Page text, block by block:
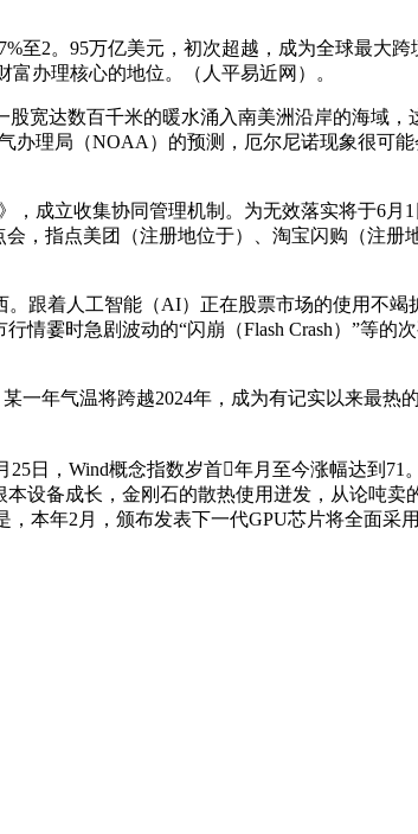
2。95万亿美元，初次超越，成为全球最大跨
办理核心的地位。（人平易近网）。
宽达数百千米的暖水涌入南美洲沿岸的海域，
理局（NOAA）的预测，厄尔尼诺现象很可能
成立收集协同管理机制。为无效落实将于6月
，指点美团（注册地位于）、淘宝闪购（注册
跟着人工智能（AI）正在股票市场的使用不竭
霎时急剧波动的“闪崩（Flash Crash）”等的
年气温将跨越2024年，成为有记实以来最热
，Wind概念指数岁首年月至今涨幅达到71
设备成长，金刚石的散热使用迸发，从论吨卖
本年2月，颁布发表下一代GPU芯片将全面采